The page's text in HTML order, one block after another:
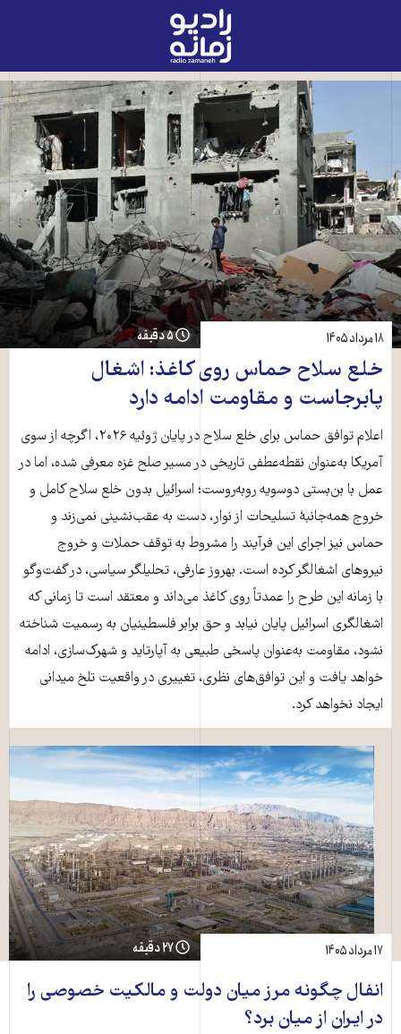
رادیو
زمانه
به
صفحه
اصلی
خلع سلاح حماس روی کاغذ: اشغال
پابرجاست و مقاومت ادامه دارد
۱۸ مرداد ۱۴۰۵ ۵ دقیقه
اعلام توافق حماس برای خلع سلاح در پایان ژوئیه ۲۰۲۶، اگرچه از سوی
آمریکا به‌عنوان نقطه‌عطفی تاریخی در مسیر صلح غزه معرفی شده، اما در
عمل با بن‌بستی دوسویه روبه‌روست؛ اسرائیل بدون خلع سلاح کامل و
خروج همه‌جانبهٔ تسلیحات از نوار، دست به عقب‌نشینی نمی‌زند و
حماس نیز اجرای این فرآیند را مشروط به توقف حملات و خروج
نیروهای اشغالگر کرده است. بهروز عارفی، تحلیلگر سیاسی، در گفت‌وگو
با زمانه این طرح را عمدتاً روی کاغذ می‌داند و معتقد است تا زمانی که
اشغالگری اسرائیل پایان نیابد و حق برابر فلسطینیان به رسمیت شناخته
نشود، مقاومت به‌عنوان پاسخی طبیعی به آپارتاید و شهرک‌سازی، ادامه
خواهد یافت و این توافق‌های نظری، تغییری در واقعیت تلخ میدانی
ایجاد نخواهد کرد.
انفال چگونه مرز میان دولت و مالکیت خصوصی را
در ایران از میان برد؟
۱۷ مرداد ۱۴۰۵ ۲۷ دقیقه